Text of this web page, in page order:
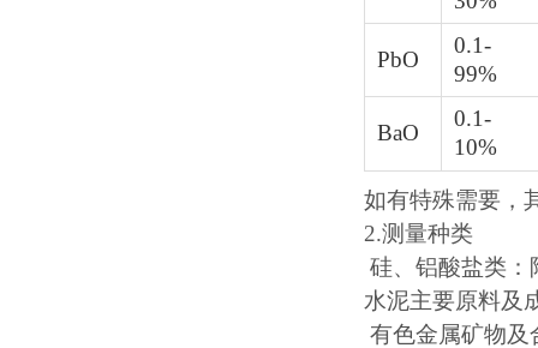
PbO
0.1-
99%
BaO
0.1-
10%
如有特殊需要，
2.测量种类
硅、铝酸盐类：
水泥主要原料及
有色金属矿物及